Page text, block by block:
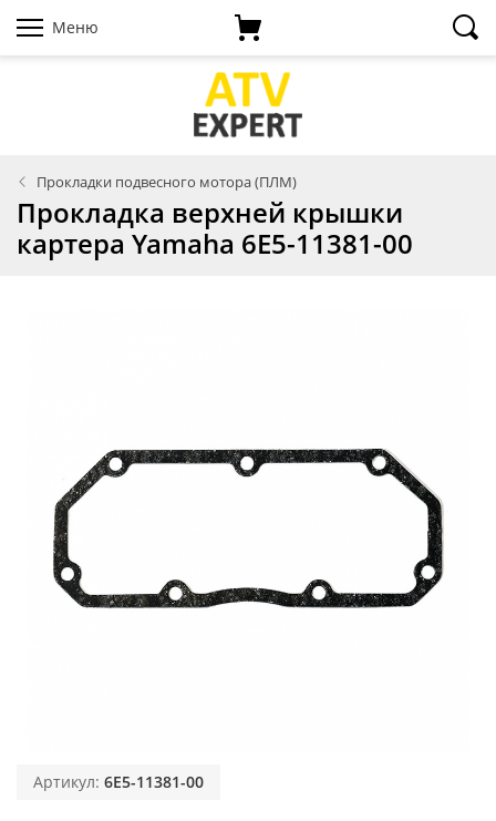
Меню
Прокладки подвесного мотора (ПЛМ)
Прокладка верхней крышки
картера Yamaha 6E5-11381-00
Артикул: 6E5-11381-00